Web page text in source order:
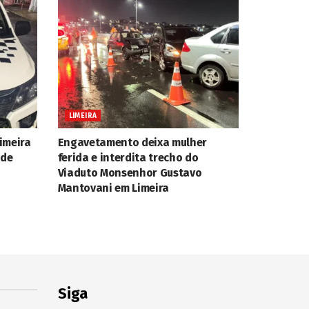
LIMEIRA
Engavetamento deixa mulher
ferida e interdita trecho do
Viaduto Monsenhor Gustavo
Mantovani em Limeira
Siga